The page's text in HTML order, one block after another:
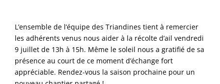
L’ensemble de l’équipe des Triandines tient à remercier
les adhérents venus nous aider à la récolte d’ail vendredi
9 juillet de 13h à 15h. Même le soleil nous a gratifié de sa
présence au court de ce moment d’échange fort
appréciable. Rendez-vous la saison prochaine pour un